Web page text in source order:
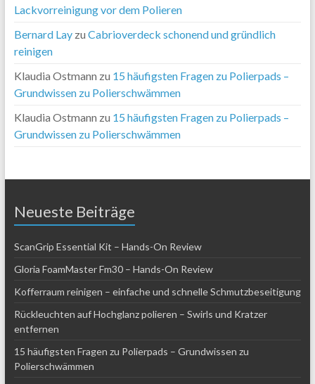
Lackvorreinigung vor dem Polieren
Bernard Layzu Cabrioverdeck schonend und gründlich
reinigen
Klaudia Ostmann zu 15 häufigsten Fragen zu Polierpads –
Grundwissen zu Polierschwämmen
Klaudia Ostmann zu 15 häufigsten Fragen zu Polierpads –
Grundwissen zu Polierschwämmen
Neueste Beiträge
ScanGrip Essential Kit – Hands-On Review
Gloria FoamMaster Fm30 – Hands-On Review
Kofferraum reinigen – einfache und schnelle Schmutzbeseitigung
Rückleuchten auf Hochglanz polieren – Swirls und Kratzer
entfernen
15 häufigsten Fragen zu Polierpads – Grundwissen zu
Polierschwämmen